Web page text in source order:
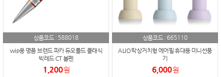
상품코드 : 588018
vvip용 명품 브랜드 파카 듀오폴드 클래식
빅레드 CT 볼펜
1,200원
상품코드 : 665110
ALIO 탁상거치형 에어필 휴대용 미니선풍
기
6,000원